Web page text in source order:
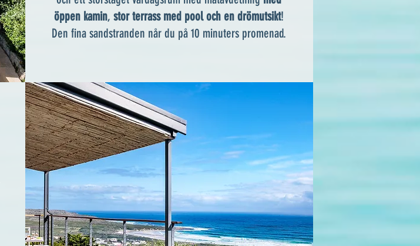
öppen kamin, stor terrass med pool och en drömutsikt!
Den fina sandstranden når du på 10 minuters promenad.